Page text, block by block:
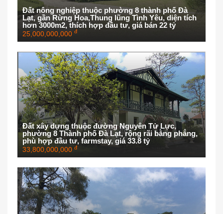
Đất nông nghiệp thuộc phường 8 thành phố Đà
Lạt, gần Rừng Hoa,Thung lũng Tình Yêu, diện tích
hơn 3000m2, thích hợp đầu tư, giá bán 22 tỷ
25,000,000,000 đ
Đất xây dựng thuộc đường Nguyên Tử Lực,
phường 8 Thành phố Đà Lạt, rộng rãi bằng phẳng,
phù hợp đầu tư, farmstay, giá 33.8 tỷ
33,800,000,000 đ